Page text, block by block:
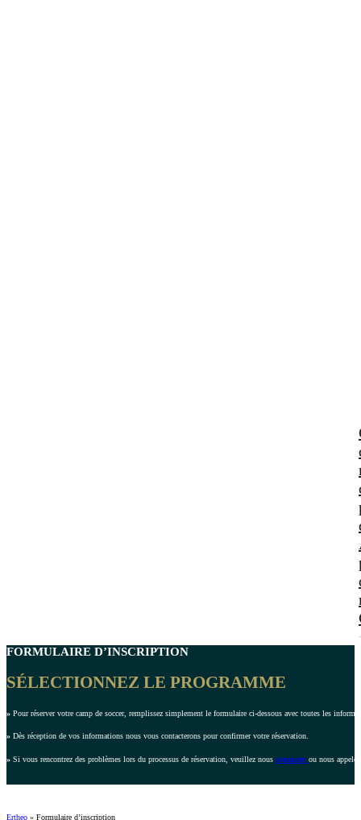
FORMULAIRE D’INSCRIPTION
SÉLECTIONNEZ LE PROGRAMME
» Pour réserver votre camp de soccer, remplissez simplement le formulaire ci-dessous avec toutes les
» Dès réception de vos informations nous vous contacterons pour confirmer votre réservation.
» Si vous rencontrez des problèmes lors du processus de réservation, veuillez nous contacterou nous
Ertheo » Formulaire d’inscription